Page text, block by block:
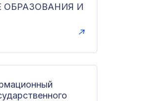
ОБРАЗОВАНИЯ И
↗